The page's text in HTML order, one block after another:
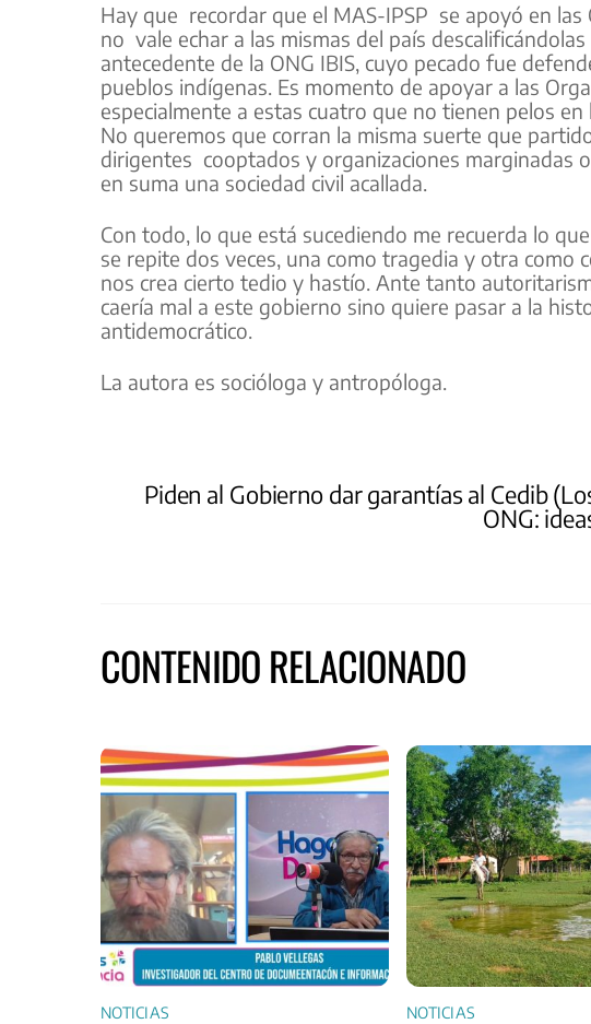
Hay que recordar que el MAS-IPSP se apoyó en
no vale echar a las mismas del país
antecedente de la ONG IBIS, cuyo pecado fue
pueblos indígenas. Es momento de apoyar a las
especialmente a estas cuatro que no tienen pelos
No queremos que corran la misma suerte que
dirigentes cooptados y organizaciones marginadas
en suma una sociedad civil acallada.
Con todo, lo que está sucediendo me recuerda lo
se repite dos veces, una como tragedia y otra como
nos crea cierto tedio y hastío. Ante tanto
caería mal a este gobierno sino quiere pasar a la
antidemocrático.
La autora es socióloga y antropóloga.
Piden al Gobierno dar garantías al Cedib
ONG:
CONTENIDO RELACIONADO
NOTICIAS NOTICIAS